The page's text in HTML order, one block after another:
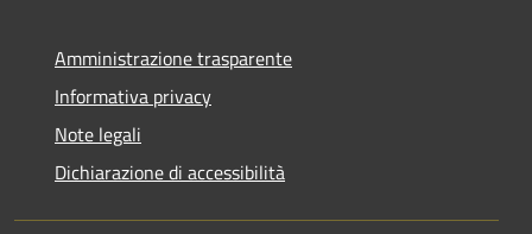
Amministrazione trasparente
Informativa privacy
Note legali
Dichiarazione di accessibilità